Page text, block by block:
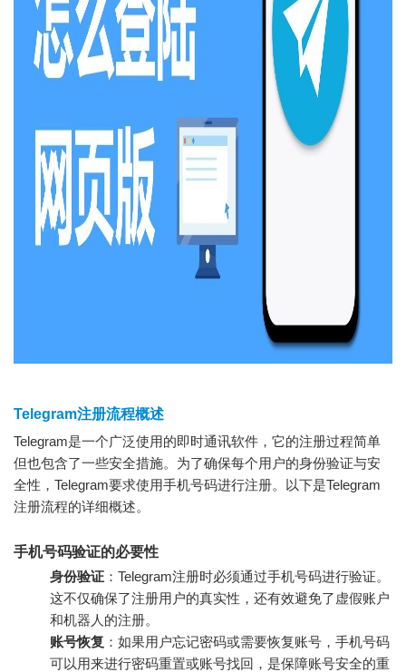
Telegram注册流程概述
Telegram是一个广泛使用的即时通讯软件，它的注册过程简单
但也包含了一些安全措施。为了确保每个用户的身份验证与安
全性，Telegram要求使用手机号码进行注册。以下是Telegram
注册流程的详细概述。
手机号码验证的必要性
身份验证 ：Telegram注册时必须通过手机号码进行验证。
这不仅确保了注册用户的真实性，还有效避免了虚假账户
和机器人的注册。
账号恢复 ：如果用户忘记密码或需要恢复账号，手机号码
可以用来进行密码重置或账号找回，是保障账号安全的重